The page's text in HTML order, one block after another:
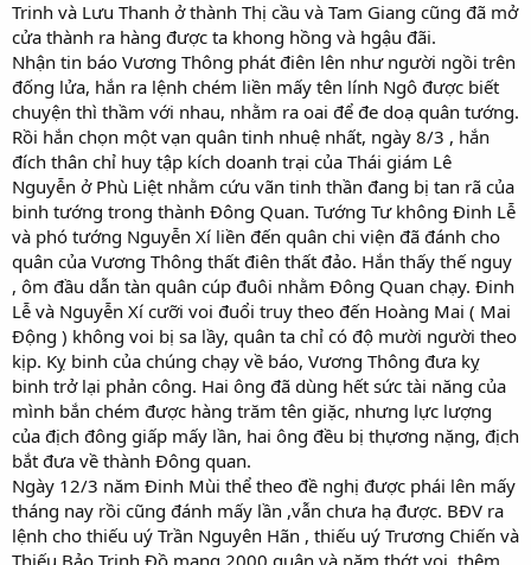
Trinh và Lưu Thanh ở thành Thị cầu và Tam Giang cũng đã mở
cửa thành ra hàng được ta khong hồng và hgậu đãi.
Nhận tin báo Vương Thông phát điên lên như người ngồi trên
đống lửa, hắn ra lệnh chém liền mấy tên lính Ngô được biết
chuyện thì thầm với nhau, nhằm ra oai để đe doạ quân tướng.
Rồi hắn chọn một vạn quân tinh nhuệ nhất, ngày 8/3 , hắn
đích thân chỉ huy tập kích doanh trại của Thái giám Lê
Nguyễn ở Phù Liệt nhằm cứu vãn tinh thần đang bị tan rã của
binh tướng trong thành Đông Quan. Tướng Tư không Đinh Lễ
và phó tướng Nguyễn Xí liền đến quân chi viện đã đánh cho
quân của Vương Thông thất điên thất đảo. Hắn thấy thế nguy
, ôm đầu dẫn tàn quân cúp đuôi nhằm Đông Quan chạy. Đinh
Lễ và Nguyễn Xí cưỡi voi đuổi truy theo đến Hoàng Mai ( Mai
Động ) không voi bị sa lầy, quân ta chỉ có độ mười người theo
kịp. Kỵ binh của chúng chạy về báo, Vương Thông đưa kỵ
binh trở lại phản công. Hai ông đã dùng hết sức tài năng của
mình bắn chém được hàng trăm tên giặc, nhưng lực lượng
của địch đông giấp mấy lần, hai ông đều bị thựơng nặng, địch
bắt đưa về thành Đông quan.
Ngày 12/3 năm Đinh Mùi thể theo đề nghị được phái lên mấy
tháng nay rồi cũng đánh mấy lần ,vẫn chưa hạ được. BĐV ra
lệnh cho thiếu uý Trần Nguyên Hãn , thiếu uý Trương Chiến và
Thiếu Bảo Trịnh Đồ mang 2000 quân và năm thớt voi, thêm